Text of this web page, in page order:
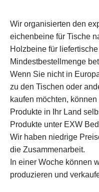
Wir organisierten den
eichenbeine für Tische
Holzbeine für
Mindestbestellmenge
Wenn Sie nicht in
zu den Tischen oder
kaufen möchten,
Produkte in Ihr Land
Produkte unter EXW
Wir haben niedrige
die Zusammenarbeit.
In einer Woche können
produzieren und